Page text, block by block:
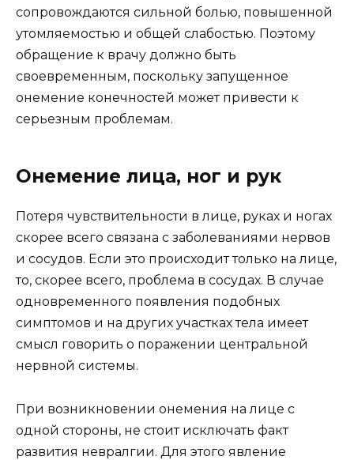
сопровождаются сильной болью, повышенной
утомляемостью и общей слабостью. Поэтому
обращение к врачу должно быть
своевременным, поскольку запущенное
онемение конечностей может привести к
серьезным проблемам.
Онемение лица, ног и рук
Потеря чувствительности в лице, руках и ногах
скорее всего связана с заболеваниями нервов
и сосудов. Если это происходит только на лице,
то, скорее всего, проблема в сосудах. В случае
одновременного появления подобных
симптомов и на других участках тела имеет
смысл говорить о поражении центральной
нервной системы.
При возникновении онемения на лице с
одной стороны, не стоит исключать факт
развития невралгии. Для этого явление